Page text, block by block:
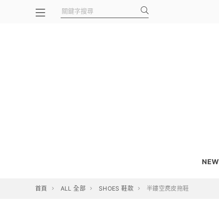
首頁 ALL 全部 SHOES 鞋款 半鏤空麂皮拖鞋